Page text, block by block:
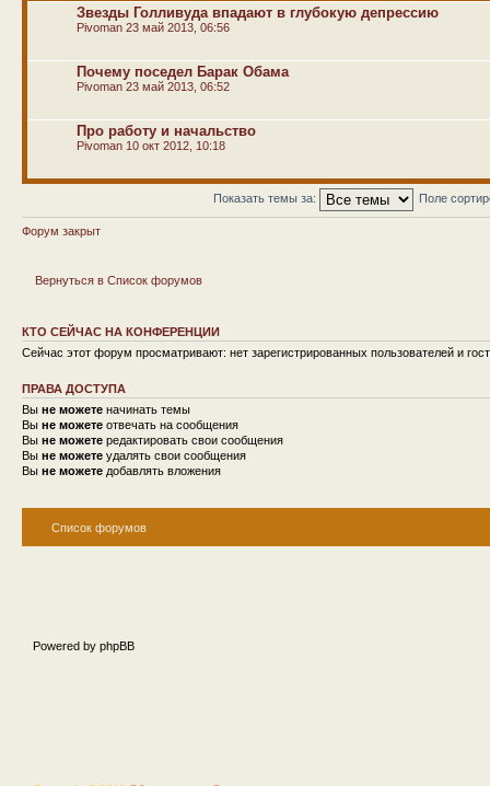
Звезды Голливуда впадают в глубокую депрессию
Pivoman 23 май 2013, 06:56
Почему поседел Барак Обама
Pivoman 23 май 2013, 06:52
Про работу и начальство
Pivoman 10 окт 2012, 10:18
Показать темы за: Поле
Форум закрыт
Вернуться в Список форумов
КТО СЕЙЧАС НА КОНФЕРЕНЦИИ
Сейчас этот форум просматривают: нет зарегистрированных пользователей и
ПРАВА ДОСТУПА
Вы не можете начинать темы
Вы не можете отвечать на сообщения
Вы не можете редактировать свои сообщения
Вы не можете удалять свои сообщения
Вы не можете добавлять вложения
Список форумов
Powered by phpBB